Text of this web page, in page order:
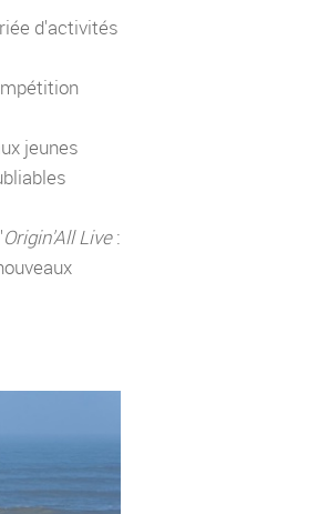
VALIDER
d'activités
jeunes
Origin'All Live: